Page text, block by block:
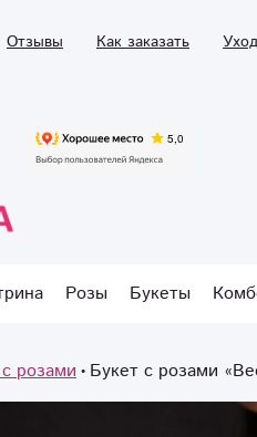
Отзывы Как заказать
Розы Букеты
розами Букет с розами